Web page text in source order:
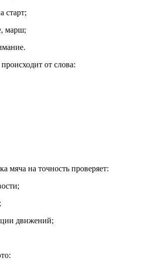
старт;
марш;
от слова:
мяча на точность проверяет:
движений;